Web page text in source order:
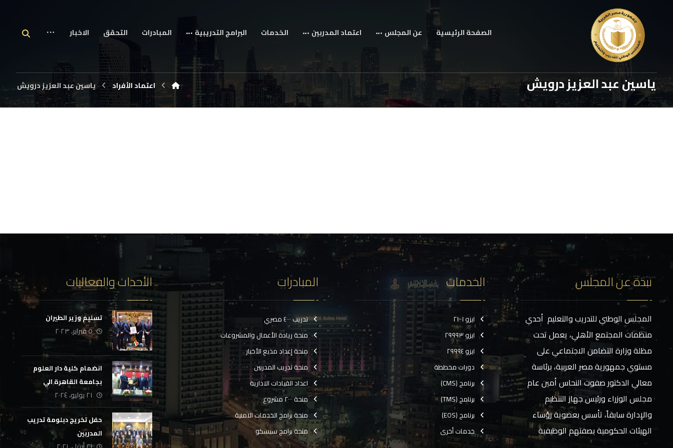
الصفحة الرئيسية عن المجلس اعتماد المدربين الخدمات البرامج التدريبية المبادرات التحقق الاخبار
ياسين عبد العزيز درويش اعتماد الأفراد ياسين عبد العزيز درويش
نبذة عن المجلس
المجلس الوطني للتدريب والتعليم أحدي
منظمات المجتمع الأهلي، يعمل تحت
مظلة وزارة التضامن الاجتماعي على
مستوي جمهورية مصر العربية، برئاسة
معالي الدكتور صفوت النحاس أمين عام
مجلس الوزراء ورئيس جهاز التنظيم
والإدارة سابقاً، تأسس بعضوية رؤساء
الهيئات الحكومية بصفتهم الوظيفية
الخدمات
ايزو ٢١٠٠١
ايزو ٢٩٩٩٣
ايزو ٢٩٩٩٤
دورات مخططة
برنامج (CMS)
برنامج (TMS)
برنامج (EOS)
خدمات أخرى
المبادرات
تدريب ٤٠٠٠ مصري
منحة ريادة الأعمال والمشروعات
منحة إعداد مذيع الأخبار
منحة تدريب المدربين
اعداد القيادات الادارية
منحة ٢٠٠٠ مشروع
منحة برامج الخدمات الامنية
منحة برامج سيسكو
الأحداث والفعاليات
تسليم وزير الطيران
٥ فبراير، ٢٠٢٣
انضمام كلية دار العلوم
بجامعة القاهرة الي
المبادرة الوطنية لتأهيل
الجهاز الإداري بالدولة
٢١ يوليو، ٢٠٢٤
حفل تخريج دبلومة تدريب
المدربين